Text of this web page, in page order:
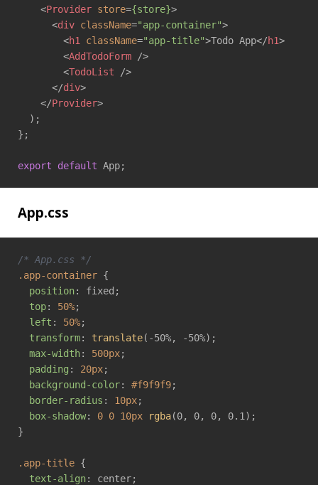
<Provider store={store}>
<div className="app-container">
<h1 className="app-title">Todo App</h1>
<AddTodoForm />
<TodoList />
</div>
</Provider>
  );
};
export default App;
App.css
/* App.css */
.app-container {
position: fixed;
top: 50%;
left : 50%;
transform: translate(-50%, -50%);
max-width: 500px;
padding : 20px;
background-color: #f9f9f9;
border-radius : 10px;
box-shadow: 0 0 10px rgba(0, 0, 0, 0.1);
}
.app-title {
text-align: center;